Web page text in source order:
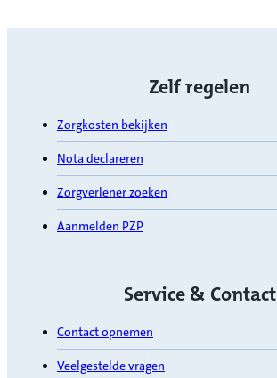
Zelf regelen
Zorgkosten bekijken
Nota declareren
Zorgverlener zoeken
Aanmelden PZP
Service & Contact
Contact opnemen
Veelgestelde vragen